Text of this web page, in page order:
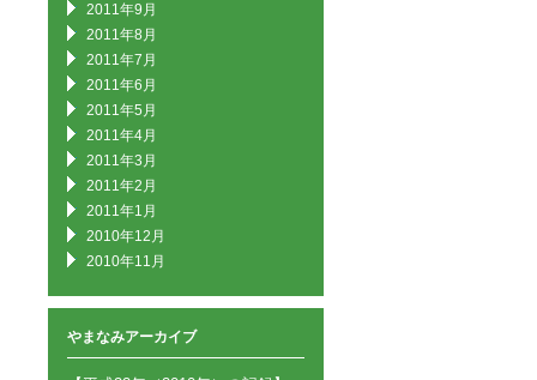
2011年9月
2011年8月
2011年7月
2011年6月
2011年5月
2011年4月
2011年3月
2011年2月
2011年1月
2010年12月
2010年11月
やまなみアーカイブ